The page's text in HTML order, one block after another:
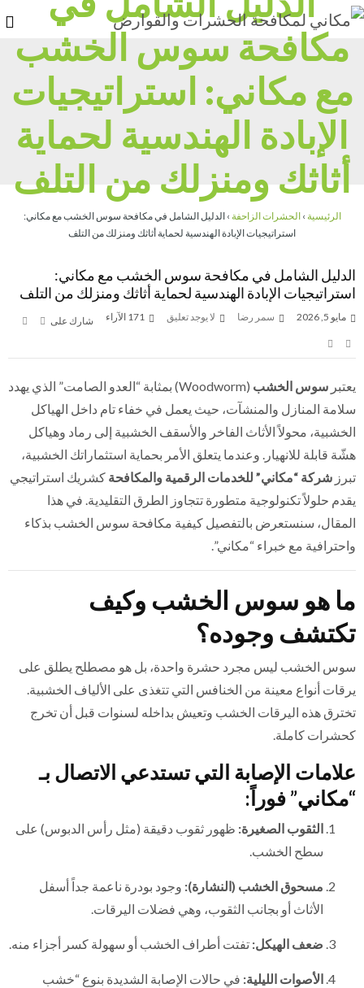
مكافحة سوس الخشب
مع مكاني: استراتيجيات
الإبادة الهندسية لحماية
أثاثك ومنزلك من التلف
الرئيسية ›الحشرات الزاحفة ›الدليل الشامل في مكافحة سوس الخشب مع مكاني:
استراتيجيات الإبادة الهندسية لحماية أثاثك ومنزلك من التلف
الدليل الشامل في مكافحة سوس الخشب مع مكاني:
استراتيجيات الإبادة الهندسية لحماية أثاثك ومنزلك من التلف
مايو 5, 2026 سمر رضا لا يوجد تعليق الآراء شارك على
يعتبر سوس الخشب
(Woodworm) بمثابة “العدو الصامت” الذي يهدد
سلامة المنازل والمنشآت، حيث يعمل في خفاء تام داخل الهياكل
الخشبية، محولاً الأثاث الفاخر والأسقف الخشبية إلى رماد وهياكل
هشّة قابلة للانهيار. وعندما يتعلق الأمر بحماية استثماراتك الخشبية،
تبرز شركة “مكاني” للخدمات الرقمية والمكافحة كشريك استراتيجي
يقدم حلولاً تكنولوجية متطورة تتجاوز الطرق التقليدية. في هذا
المقال، سنستعرض بالتفصيل كيفية مكافحة سوس الخشب بذكاء
واحترافية مع خبراء “مكاني”.
ما هو سوس الخشب وكيف
تكتشف وجوده؟
سوس الخشب ليس مجرد حشرة واحدة، بل هو مصطلح يطلق على
يرقات أنواع معينة من الخنافس التي تتغذى على الألياف الخشبية.
تخترق هذه اليرقات الخشب وتعيش بداخله لسنوات قبل أن تخرج
كحشرات كاملة.
علامات الإصابة التي تستدعي الاتصال بـ
“مكاني” فوراً:
الثقوب الصغيرة: ظهور ثقوب دقيقة (مثل رأس الدبوس) على
سطح الخشب.
مسحوق الخشب (النشارة): وجود بودرة ناعمة جداً أسفل
الأثاث أو بجانب الثقوب، وهي فضلات اليرقات.
ضعف الهيكل: تفتت أطراف الخشب أو سهولة كسر أجزاء منه.
الأصوات الليلية: في حالات الإصابة الشديدة بنوع “خشب